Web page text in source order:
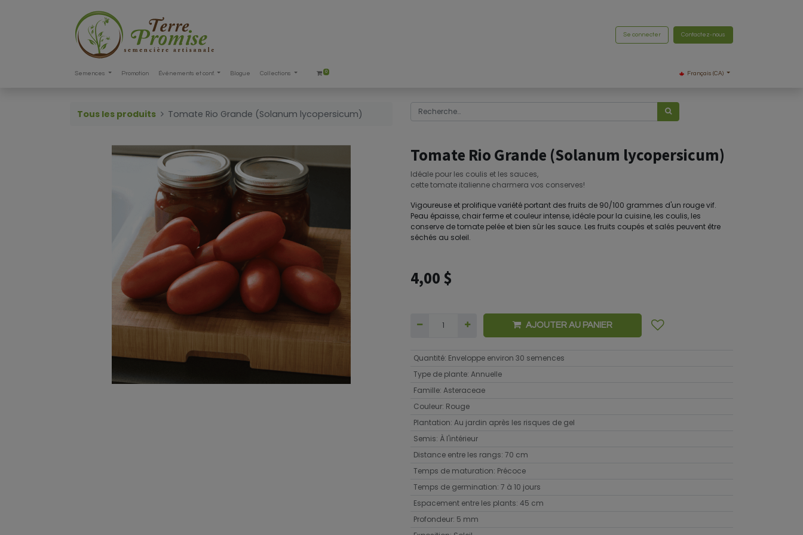
Se connecter Contactez-nous
Semences Promotion Événements et conf. Blogue Collections 0 Français (CA)
Tous les produits Tomate Rio Grande (Solanum lycopersicum)
Tomate Rio Grande (Solanum lycopersicum)
Idéale pour les coulis et les sauces,
cette tomate italienne charmera vos conserves!
Vigoureuse et prolifique variété portant des fruits de 90/100 grammes d'un rouge vif.
Peau épaisse, chair ferme et couleur intense, idéale pour la cuisine, les coulis, les
conserve de tomate pelée et bien sûr les sauce. Les fruits coupés et salés peuvent être
séchés au soleil.
4,00 $
AJOUTER AU PANIER
Quantité: Enveloppe environ 30 semences
Type de plante: Annuelle
Famille: Asteraceae
Couleur: Rouge
Plantation: Au jardin après les risques de gel
Semis: À l'intérieur
Distance entre les rangs: 70 cm
Temps de maturation: Précoce
Temps de germination: 7 à 10 jours
Espacement entre les plants: 45 cm
Profondeur: 5 mm